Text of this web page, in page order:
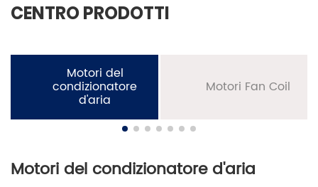
CENTRO PRODOTTI
Motori del
condizionatore
d'aria
Motori Fan Coil
Motori del condizionatore d'aria